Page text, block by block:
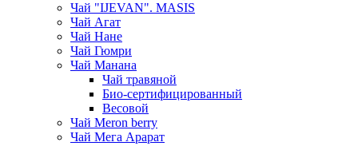
Чай "IJEVAN". MASIS
Чай Агат
Чай Нане
Чай Гюмри
Чай Манана
Чай травяной
Био-сертифицированный
Весовой
Чай Meron berry
Чай Мега Арарат